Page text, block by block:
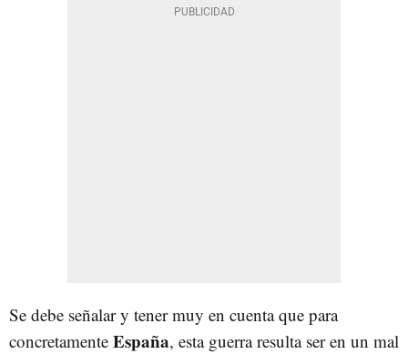
Se debe señalar y tener muy en cuenta que para
concretamente España, esta guerra resulta ser en un mal